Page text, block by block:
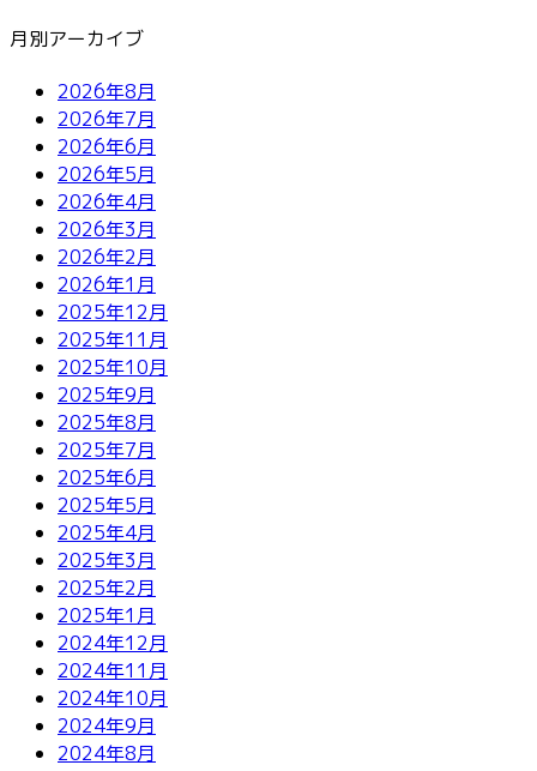
月別アーカイブ
2026年8月
2026年7月
2026年6月
2026年5月
2026年4月
2026年3月
2026年2月
2026年1月
2025年12月
2025年11月
2025年10月
2025年9月
2025年8月
2025年7月
2025年6月
2025年5月
2025年4月
2025年3月
2025年2月
2025年1月
2024年12月
2024年11月
2024年10月
2024年9月
2024年8月